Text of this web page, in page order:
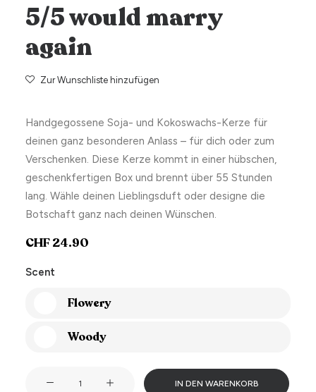
5/5 would marry
again
Zur Wunschliste hinzufügen
Handgegossene Soja- und Kokoswachs-Kerze für
deinen ganz besonderen Anlass – für dich oder zum
Verschenken. Diese Kerze kommt in einer hübschen,
geschenkfertigen Box und brennt über 55 Stunden
lang. Wähle deinen Lieblingsduft oder designe die
Botschaft ganz nach deinen Wünschen.
CHF24.90
Scent
Flowery
Woody
IN DEN WARENKORB